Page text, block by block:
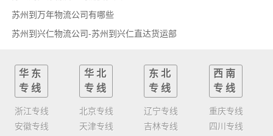
苏州到万年物流公司有哪些
苏州到兴仁物流公司-苏州到兴仁直达货运部
华东
专线
浙江专线
安徽专线
华北
专线
北京专线
天津专线
东北
专线
辽宁专线
吉林专线
西南
专线
重庆专线
四川专线